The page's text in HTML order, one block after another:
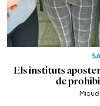
Els instituts
de